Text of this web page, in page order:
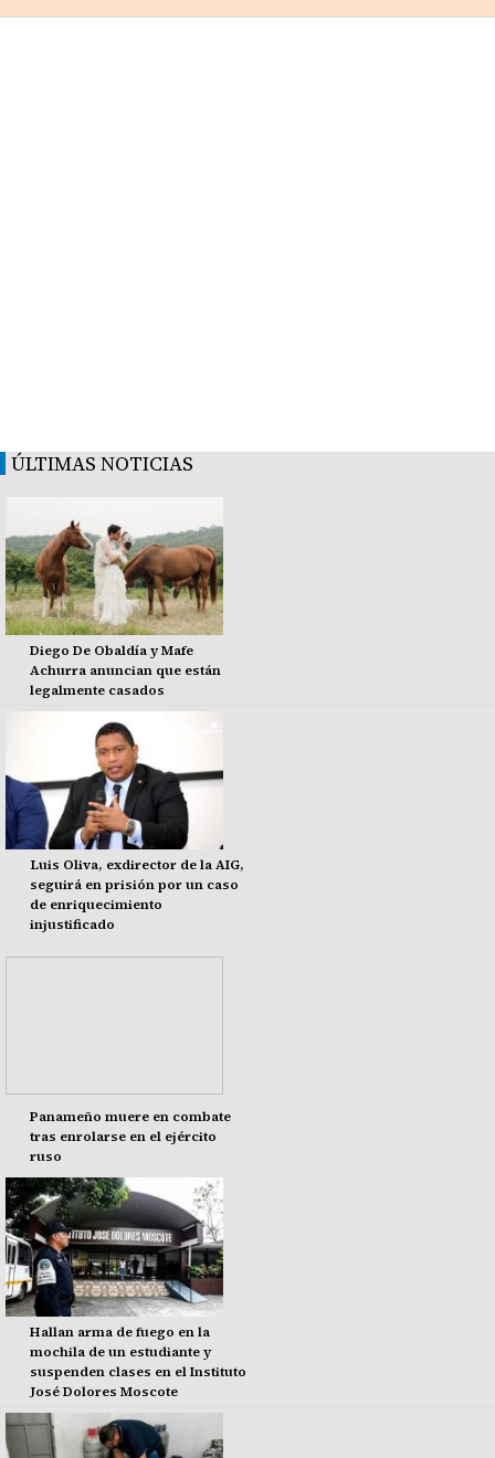
ÚLTIMAS NOTICIAS
Diego De Obaldía y Mafe
Achurra anuncian que están
legalmente casados
Luis Oliva, exdirector de la AIG,
seguirá en prisión por un caso
de enriquecimiento
injustificado
Panameño muere en combate
tras enrolarse en el ejército
ruso
Hallan arma de fuego en la
mochila de un estudiante y
suspenden clases en el Instituto
José Dolores Moscote